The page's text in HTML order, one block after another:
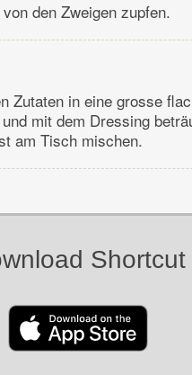
den Zweigen zupfen.
Zutaten in eine grosse
mit dem Dressing
am Tisch mischen.
Shortcut